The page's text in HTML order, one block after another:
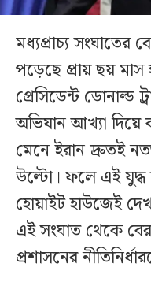
মধ্যপ্রাচ্য সংঘাতের
পড়েছে প্রায় ছয়
প্রেসিডেন্ট ডোনাল্ড
অভিযান আখ্যা দিয়ে
মেনে ইরান দ্রুতই
উল্টো। ফলে এই যুদ্ধ
হোয়াইট হাউজেই
এই সংঘাত থেকে
প্রশাসনের